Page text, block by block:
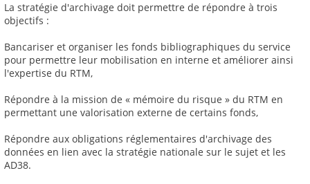
La stratégie d'archivage doit permettre de répondre à trois
objectifs :
Bancariser et organiser les fonds bibliographiques du service
pour permettre leur mobilisation en interne et améliorer ainsi
l'expertise du RTM,
Répondre à la mission de « mémoire du risque » du RTM en
permettant une valorisation externe de certains fonds,
Répondre aux obligations réglementaires d'archivage des
données en lien avec la stratégie nationale sur le sujet et les
AD38.